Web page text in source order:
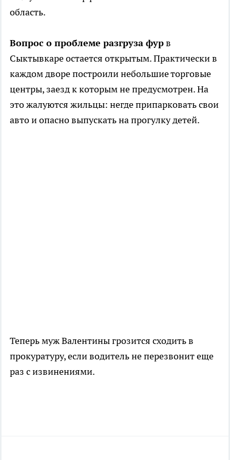
область.
Вопрос о проблеме разгруза фурв
Сыктывкаре остается открытым. Практически в
каждом дворе построили небольшие торговые
центры, заезд к которым не предусмотрен. На
это жалуются жильцы: негде припарковать свои
авто и опасно выпускать на прогулку детей.
Теперь муж Валентины грозится сходить в
прокуратуру, если водитель не перезвонит еще
раз с извинениями.